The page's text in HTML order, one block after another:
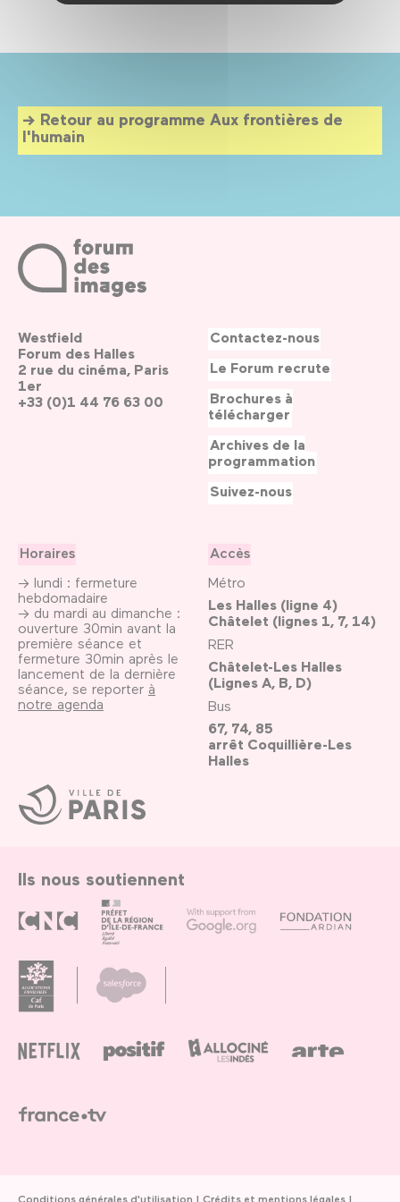
Retour au programme Aux frontières de
l'humain
Ville
de
Paris
Westfield
Forum des Halles
2 rue du cinéma, Paris
1er
+33 (0)1 44 76 63 00
Horaires
→ lundi : fermeture
hebdomadaire
→ du mardi au dimanche :
ouverture 30min avant la
première séance et
fermeture 30min après le
lancement de la dernière
séance, se reporter à
notre agenda
Accès
Métro
Les Halles (ligne 4)
Châtelet (lignes 1, 7, 14)
RER
Châtelet-Les Halles
(Lignes A, B, D)
Bus
67, 74, 85
arrêt Coquillière-Les
Halles
Contactez-nous
Le Forum recrute
Brochures à
télécharger
Archives de la
programmation
Suivez-nous
Ils nous soutiennent
Conditions générales d'utilisation Crédits et mentions légales